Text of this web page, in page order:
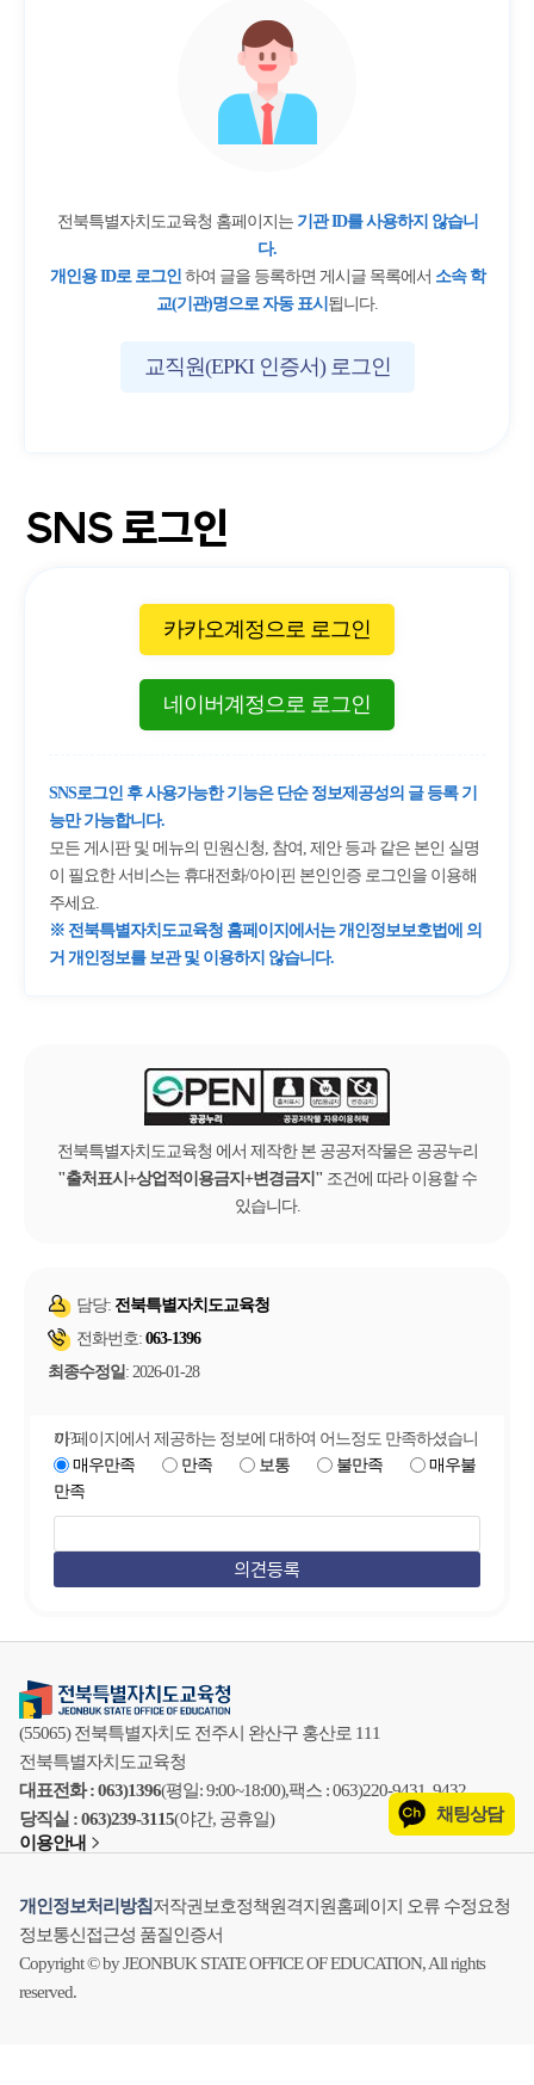
전북특별자치도교육청 홈페이지는 기관 ID를 사용하지 않습니
다.
개인용 ID로 로그인하여 글을 등록하면 게시글 목록에서 소속 학
교(기관)명으로 자동 표시 됩니다.
교직원(EPKI 인증서) 로그인
SNS 로그인
카카오계정으로 로그인
네이버계정으로 로그인
SNS로그인 후 사용가능한 기능은 단순 정보제공성의 글 등록 기
능만 가능합니다.
모든 게시판 및 메뉴의 민원신청, 참여, 제안 등과 같은 본인 실명
이 필요한 서비스는 휴대전화/아이핀 본인인증 로그인을 이용해
주세요.
※ 전북특별자치도교육청 홈페이지에서는 개인정보보호법에 의
거 개인정보를 보관 및 이용하지 않습니다.
전북특별자치도교육청 에서 제작한 본 공공저작물은 공공누리
출처표시+상업적이용금지+변경금지
조건에 따라 이용할 수
있습니다.
담당: 전북특별자치도교육청
전화번호: 063-1396
최종수정일: 2026-01-28
이 페이지에서 제공하는 정보에 대하여 어느정도 만족하셨습니까?
매우만족
만족 보통 불만족
매우불
만족
(55065) 전북특별자치도 전주시 완산구 홍산로 111
전북특별자치도교육청
대표전화 : 063)1396(평일: 9:00~18:00),팩스 : 063)220-9431, 9432
당직실 : 063)239-3115(야간, 공휴일)
이용안내
채팅상담
개인정보처리방침저작권보호정책원격지원홈페이지 오류 수정요청
정보통신접근성 품질인증서
Copyright © by JEONBUK STATE OFFICE OF EDUCATION, All rights
reserved.